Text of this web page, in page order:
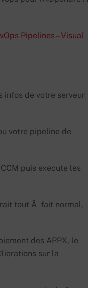
Pipelines – Visual
infos de votre serveur
votre pipeline de
puis execute les
tout Ã fait normal,
des APPX, le
sur la